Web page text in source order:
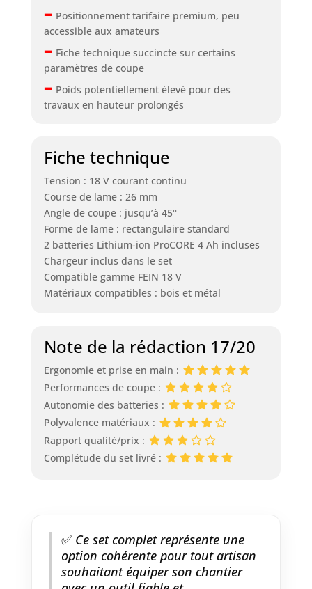
– Positionnement tarifaire premium, peu
accessible aux amateurs
– Fiche technique succincte sur certains
paramètres de coupe
– Poids potentiellement élevé pour des
travaux en hauteur prolongés
Fiche technique
Tension : 18 V courant continu
Course de lame : 26 mm
Angle de coupe : jusqu’à 45°
Forme de lame : rectangulaire standard
2 batteries Lithium-ion ProCORE 4 Ah incluses
Chargeur inclus dans le set
Compatible gamme FEIN 18 V
Matériaux compatibles : bois et métal
Note de la rédaction 17/20
Ergonomie et prise en main :
Performances de coupe :
Autonomie des batteries :
Polyvalence matériaux :
Rapport qualité/prix :
Complétude du set livré :
✅Ce set complet représente une
option cohérente pour tout artisan
souhaitant équiper son chantier